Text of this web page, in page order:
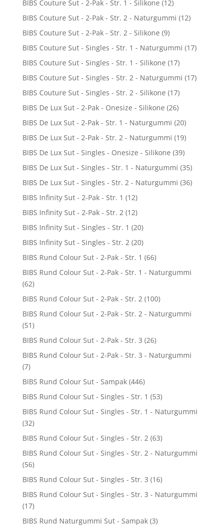
BIBS Couture Sut - 2-Pak - Str. 1 - Silikone (12)
BIBS Couture Sut - 2-Pak - Str. 2 - Naturgummi (12)
BIBS Couture Sut - 2-Pak - Str. 2 - Silikone (9)
BIBS Couture Sut - Singles - Str. 1 - Naturgummi (17)
BIBS Couture Sut - Singles - Str. 1 - Silikone (17)
BIBS Couture Sut - Singles - Str. 2 - Naturgummi (17)
BIBS Couture Sut - Singles - Str. 2 - Silikone (17)
BIBS De Lux Sut - 2-Pak - Onesize - Silikone (26)
BIBS De Lux Sut - 2-Pak - Str. 1 - Naturgummi (20)
BIBS De Lux Sut - 2-Pak - Str. 2 - Naturgummi (19)
BIBS De Lux Sut - Singles - Onesize - Silikone (39)
BIBS De Lux Sut - Singles - Str. 1 - Naturgummi (35)
BIBS De Lux Sut - Singles - Str. 2 - Naturgummi (36)
BIBS Infinity Sut - 2-Pak - Str. 1 (12)
BIBS Infinity Sut - 2-Pak - Str. 2 (12)
BIBS Infinity Sut - Singles - Str. 1 (20)
BIBS Infinity Sut - Singles - Str. 2 (20)
BIBS Rund Colour Sut - 2-Pak - Str. 1 (66)
BIBS Rund Colour Sut - 2-Pak - Str. 1 - Naturgummi
(62)
BIBS Rund Colour Sut - 2-Pak - Str. 2 (100)
BIBS Rund Colour Sut - 2-Pak - Str. 2 - Naturgummi
(51)
BIBS Rund Colour Sut - 2-Pak - Str. 3 (26)
BIBS Rund Colour Sut - 2-Pak - Str. 3 - Naturgummi
(7)
BIBS Rund Colour Sut - Sampak (446)
BIBS Rund Colour Sut - Singles - Str. 1 (53)
BIBS Rund Colour Sut - Singles - Str. 1 - Naturgummi
(32)
BIBS Rund Colour Sut - Singles - Str. 2 (63)
BIBS Rund Colour Sut - Singles - Str. 2 - Naturgummi
(56)
BIBS Rund Colour Sut - Singles - Str. 3 (16)
BIBS Rund Colour Sut - Singles - Str. 3 - Naturgummi
(17)
BIBS Rund Naturgummi Sut - Sampak (3)